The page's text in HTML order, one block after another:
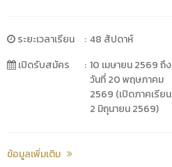
ระยะเวลาเรียน : 48 สัปดาห์
เปิดรับสมัคร
: 10 เมษายน 2569 ถึง
วันที่ 20 พฤษภาคม
2569 (เปิดภาคเรียน
2 มิถุนายน 2569)
ข้อมูลเพิ่มเติม